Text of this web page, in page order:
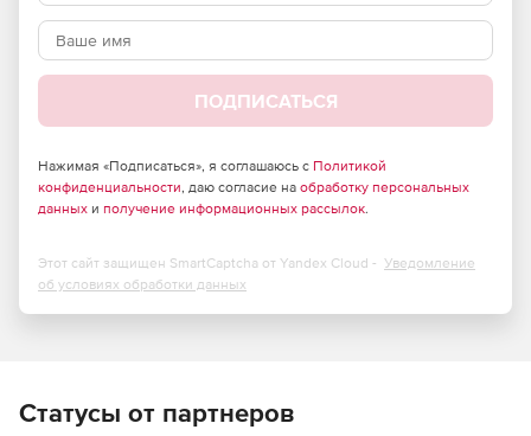
Параметрическое моделирование профильных
произвольного редактирования.
Импорт 3D моделей и 2D контуров из других систем
Обширные библиотеки материалов, профилей,
спецификации, чертежи деталей, карты раскроя
ПОДПИСАТЬСЯ
Нажимая «Подписаться», я соглашаюсь с Политикой
конфиденциальности, даю согласие на обработку персональных
данных и получение информационных рассылок.
Этот сайт защищен SmartCaptcha от Yandex Cloud - Уведомление
об условиях обработки данных
Статусы от партнеров